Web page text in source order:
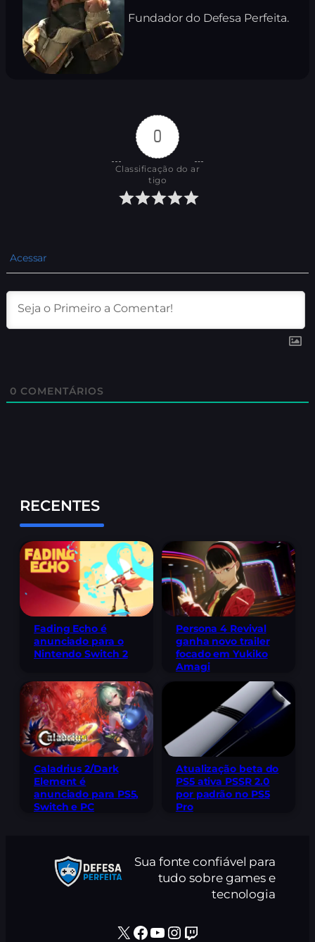
Fundador do Defesa Perfeita.
0
Classificação do ar
tigo
Acessar
0 COMENTÁRIOS
RECENTES
Fading Echo é
anunciado para o
Nintendo Switch 2
Persona 4 Revival
ganha novo trailer
focado em Yukiko
Amagi
Caladrius 2/Dark
Element é
anunciado para PS5,
Switch e PC
Atualização beta do
PS5 ativa PSSR 2.0
por padrão no PS5
Pro
Sua fonte confiável para
tudo sobre games e
tecnologia
X Facebook Youtube Instagram Twitch